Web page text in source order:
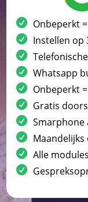
Onbeperkt
Instellen op
Whatsapp
Onbeperkt
Gratis
Smarphone
Maandelijks
Alle